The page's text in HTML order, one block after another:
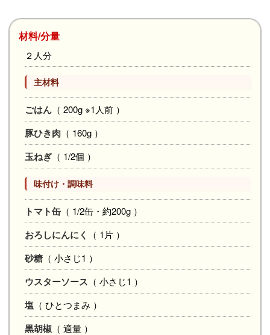
材料/分量
２人分
主材料
ごはん （ 200g ※1人前 ）
豚ひき肉 （ 160g ）
玉ねぎ （ 1/2個 ）
味付け・調味料
トマト缶 （ 1/2缶・約200g ）
おろしにんにく （ 1片 ）
砂糖 （ 小さじ1 ）
ウスターソース （ 小さじ1 ）
塩 （ ひとつまみ ）
黒胡椒 （ 適量 ）